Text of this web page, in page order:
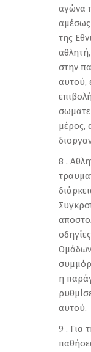
αγώνα
της
στην
αυτού,
μέρος,
8 .
η
αυτού.
9 . Για